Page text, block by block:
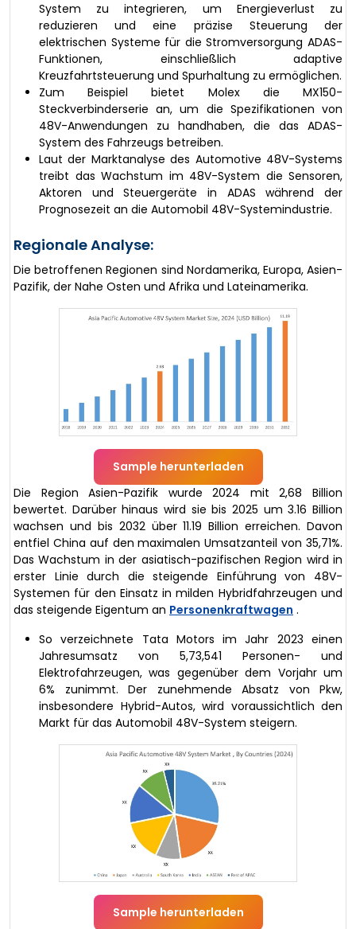
System zu integrieren, um Energieverlust zu
reduzieren und eine präzise Steuerung der
elektrischen Systeme für die Stromversorgung ADAS-
Funktionen, einschließlich adaptive
Kreuzfahrtsteuerung und Spurhaltung zu ermöglichen.
Zum Beispiel bietet Molex die MX150-
Steckverbinderserie an, um die Spezifikationen von
48V-Anwendungen zu handhaben, die das ADAS-
System des Fahrzeugs betreiben.
Laut der Marktanalyse des Automotive 48V-Systems
treibt das Wachstum im 48V-System die Sensoren,
Aktoren und Steuergeräte in ADAS während der
Prognosezeit an die Automobil 48V-Systemindustrie.
Regionale Analyse:
Die betroffenen Regionen sind Nordamerika, Europa, Asien-
Pazifik, der Nahe Osten und Afrika und Lateinamerika.
Sample herunterladen
Die Region Asien-Pazifik wurde 2024 mit 2,68 Billion
bewertet. Darüber hinaus wird sie bis 2025 um 3.16 Billion
wachsen und bis 2032 über 11.19 Billion erreichen. Davon
entfiel China auf den maximalen Umsatzanteil von 35,71%.
Das Wachstum in der asiatisch-pazifischen Region wird in
erster Linie durch die steigende Einführung von 48V-
Systemen für den Einsatz in milden Hybridfahrzeugen und
das steigende Eigentum an Personenkraftwagen .
So verzeichnete Tata Motors im Jahr 2023 einen
Jahresumsatz von 5,73,541 Personen- und
Elektrofahrzeugen, was gegenüber dem Vorjahr um
6% zunimmt. Der zunehmende Absatz von Pkw,
insbesondere Hybrid-Autos, wird voraussichtlich den
Markt für das Automobil 48V-System steigern.
Sample herunterladen